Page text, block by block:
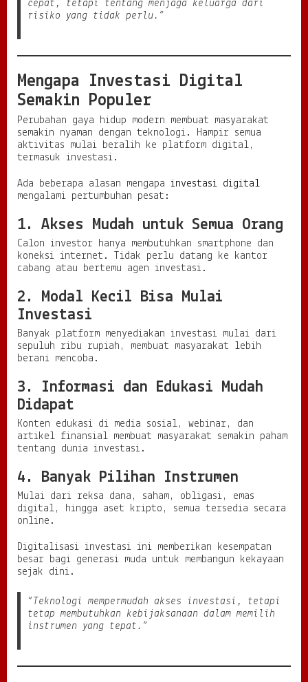
t
u
M
e
n
g
m
a
k
n
s
t
cepat, tetapi tentang menjaga keluarga dari
risiko yang tidak perlu.”
Mengapa Investasi Digital
Semakin Populer
Perubahan gaya hidup modern membuat masyarakat
semakin nyaman dengan teknologi. Hampir semua
aktivitas mulai beralih ke platform digital,
termasuk investasi.
Ada beberapa alasan mengapa investasi digital
mengalami pertumbuhan pesat:
1. Akses Mudah untuk Semua Orang
Calon investor hanya membutuhkan smartphone dan
koneksi internet. Tidak perlu datang ke kantor
cabang atau bertemu agen investasi.
2. Modal Kecil Bisa Mulai
Investasi
Banyak platform menyediakan investasi mulai dari
sepuluh ribu rupiah, membuat masyarakat lebih
berani mencoba.
3. Informasi dan Edukasi Mudah
Didapat
Konten edukasi di media sosial, webinar, dan
artikel finansial membuat masyarakat semakin paham
tentang dunia investasi.
4. Banyak Pilihan Instrumen
Mulai dari reksa dana, saham, obligasi, emas
digital, hingga aset kripto, semua tersedia secara
online.
Digitalisasi investasi ini memberikan kesempatan
besar bagi generasi muda untuk membangun kekayaan
sejak dini.
“Teknologi mempermudah akses investasi, tetapi
tetap membutuhkan kebijaksanaan dalam memilih
instrumen yang tepat.”